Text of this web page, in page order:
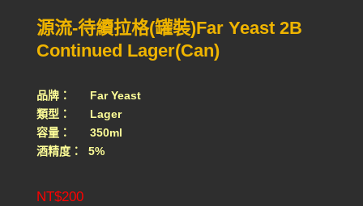
源流-待續拉格(罐裝)Far Yeast 2B
Continued Lager(Can)
品牌： Far Yeast
類型： Lager
容量： 350ml
酒精度： 5%
NT$200